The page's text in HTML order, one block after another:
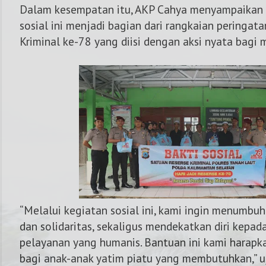
Dalam kesempatan itu, AKP Cahya
sosial ini menjadi bagian dari rangkaian
Kriminal ke-78 yang diisi dengan aksi nyata bagi
“Melalui kegiatan sosial ini, kami ingin
dan solidaritas, sekaligus mendekatkan diri
pelayanan yang humanis. Bantuan ini kami
bagi anak-anak yatim piatu yang membutuhkan,”